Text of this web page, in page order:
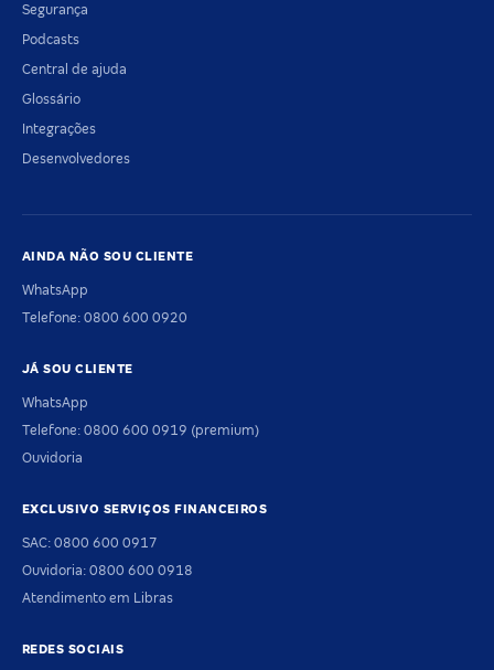
Segurança
Podcasts
Central de ajuda
Glossário
Integrações
Desenvolvedores
AINDA NÃO SOU CLIENTE
WhatsApp
Telefone: 0800 600 0920
JÁ SOU CLIENTE
WhatsApp
Telefone: 0800 600 0919 (premium)
Ouvidoria
EXCLUSIVO SERVIÇOS FINANCEIROS
SAC: 0800 600 0917
Ouvidoria: 0800 600 0918
Atendimento em Libras
REDES SOCIAIS